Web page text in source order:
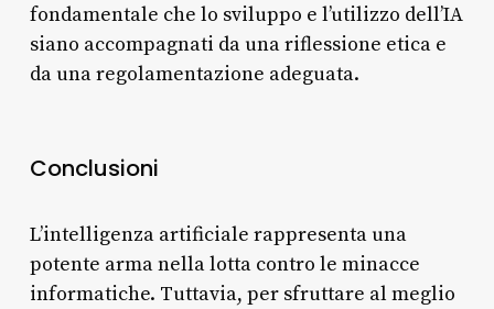
fondamentale che lo sviluppo e l’utilizzo dell’IA
siano accompagnati da una riflessione etica e
da una regolamentazione adeguata.
Conclusioni
L’intelligenza artificiale rappresenta una
potente arma nella lotta contro le minacce
informatiche. Tuttavia, per sfruttare al meglio